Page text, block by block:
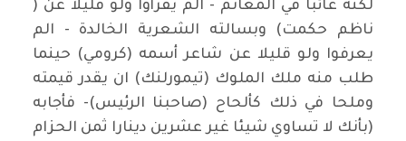
لكنه غائبا في المغانم - الم يقرأوا ولو قليلا عن (
ناظم حكمت) وبسالته الشعرية الخالدة - الم
يعرفوا ولو قليلا عن شاعر أسمه (كرومي) حينما
طلب منه ملك الملوك (تيمورلنك) ان يقدر قيمته
وملحا في ذلك كألحاح (صاحبنا الرئيس)- فأجابه
(بأنك لا تساوي شيئا غير عشرين دينارا ثمن الحزام